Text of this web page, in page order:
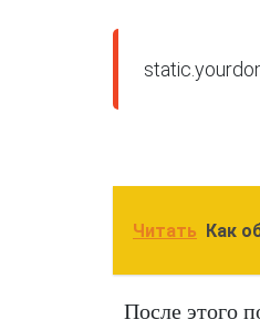
Читать Как
После этого